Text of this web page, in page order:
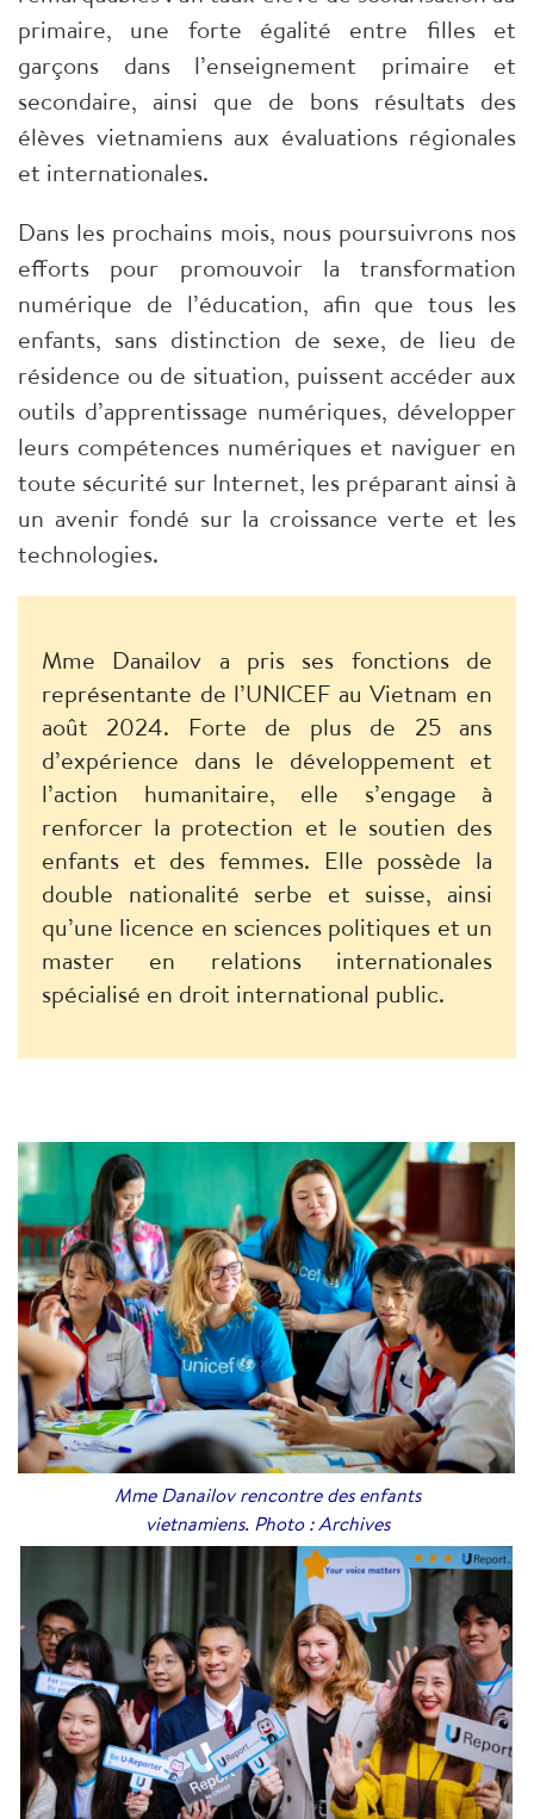
primaire, une forte égalité entre filles et
garçons dans l’enseignement primaire et
secondaire, ainsi que de bons résultats des
élèves vietnamiens aux évaluations régionales
et internationales.
Dans les prochains mois, nous poursuivrons nos
efforts pour promouvoir la transformation
numérique de l’éducation, afin que tous les
enfants, sans distinction de sexe, de lieu de
résidence ou de situation, puissent accéder aux
outils d’apprentissage numériques, développer
leurs compétences numériques et naviguer en
toute sécurité sur Internet, les préparant ainsi à
un avenir fondé sur la croissance verte et les
technologies.
Mme Danailov a pris ses fonctions de
représentante de l’UNICEF au Vietnam en
août 2024. Forte de plus de 25 ans
d’expérience dans le développement et
l’action humanitaire, elle s’engage à
renforcer la protection et le soutien des
enfants et des femmes. Elle possède la
double nationalité serbe et suisse, ainsi
qu’une licence en sciences politiques et un
master en relations internationales
spécialisé en droit international public.
Mme Danailov rencontre des enfants
vietnamiens. Photo : Archives